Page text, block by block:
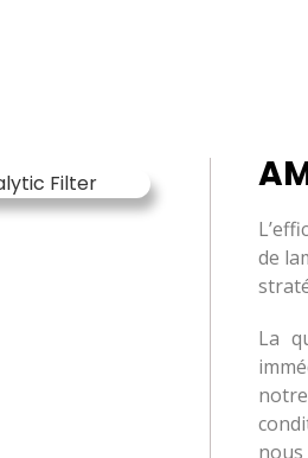
de
La